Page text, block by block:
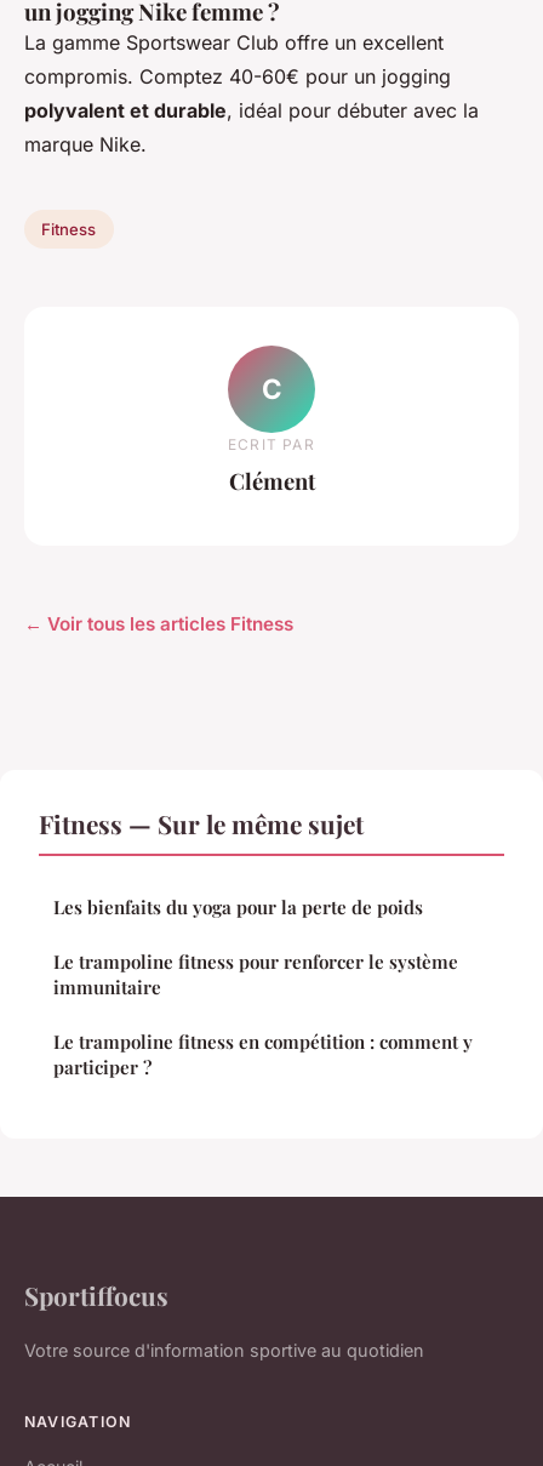
un jogging Nike femme ?
La gamme Sportswear Club offre un excellent
compromis. Comptez 40-60€ pour un jogging
polyvalent et durable, idéal pour débuter avec la
marque Nike.
Fitness
C
ECRIT PAR
Clément
← Voir tous les articles Fitness
Fitness — Sur le même sujet
Les bienfaits du yoga pour la perte de poids
Le trampoline fitness pour renforcer le système
immunitaire
Le trampoline fitness en compétition : comment y
participer ?
Sportiffocus
Votre source d'information sportive au quotidien
NAVIGATION